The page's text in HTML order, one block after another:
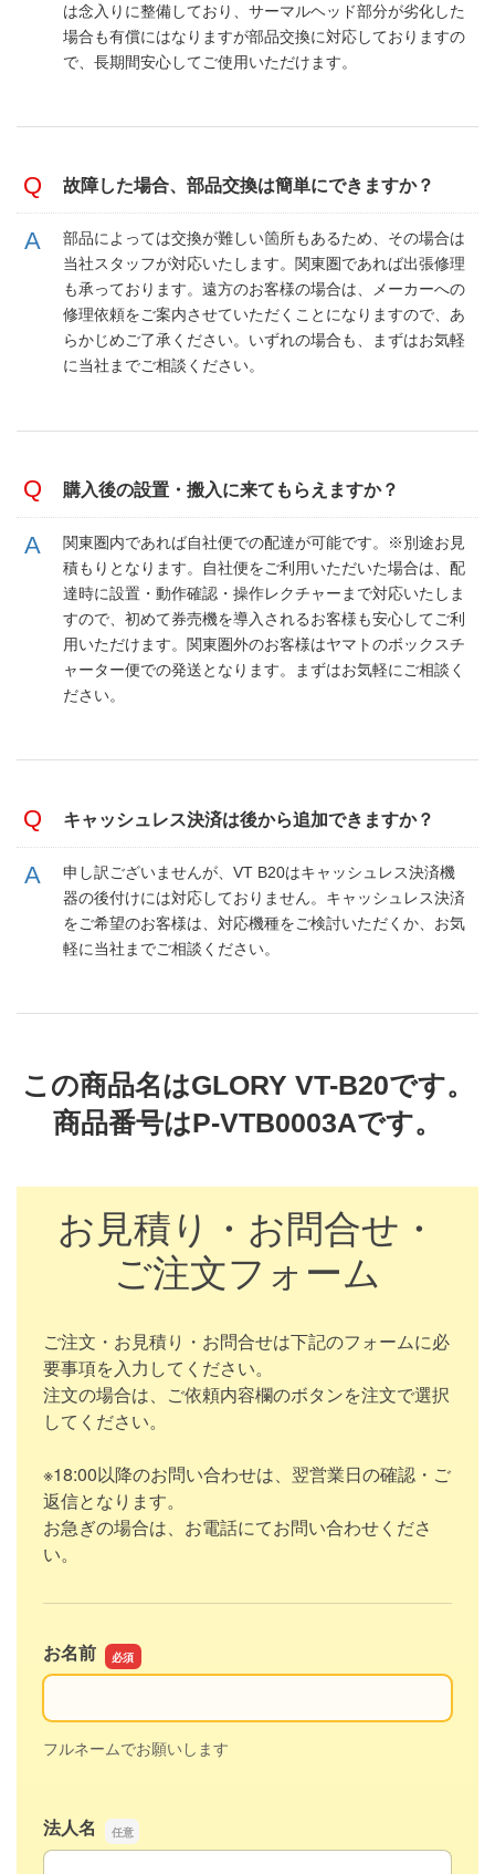
は念入りに整備しており、サーマルヘッド部分が劣化した
場合も有償にはなりますが部品交換に対応しておりますの
で、長期間安心してご使用いただけます。
故障した場合、部品交換は簡単にできますか？
部品によっては交換が難しい箇所もあるため、その場合は
当社スタッフが対応いたします。関東圏であれば出張修理
も承っております。遠方のお客様の場合は、メーカーへの
修理依頼をご案内させていただくことになりますので、あ
らかじめご了承ください。いずれの場合も、まずはお気軽
に当社までご相談ください。
購入後の設置・搬入に来てもらえますか？
関東圏内であれば自社便での配達が可能です。※別途お見
積もりとなります。自社便をご利用いただいた場合は、配
達時に設置・動作確認・操作レクチャーまで対応いたしま
すので、初めて券売機を導入されるお客様も安心してご利
用いただけます。関東圏外のお客様はヤマトのボックスチ
ャーター便での発送となります。まずはお気軽にご相談く
ださい。
キャッシュレス決済は後から追加できますか？
申し訳ございませんが、VT B20はキャッシュレス決済機
器の後付けには対応しておりません。キャッシュレス決済
をご希望のお客様は、対応機種をご検討いただくか、お気
軽に当社までご相談ください。
この商品名はGLORY VT-B20です。
商品番号はP-VTB0003Aです。